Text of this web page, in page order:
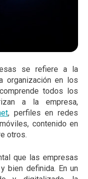
se refiere a la
organización en los
todos los
a la empresa,
, perfiles en redes
contenido en
otros.
que las empresas
bien definida. En un